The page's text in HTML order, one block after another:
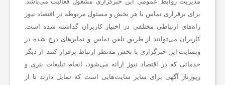
برای برقراری تماس با هر بخش و مسئول مربوطه در اقتصاد نیوز
راه‌های ارتباطی مختلفی در اختیار کاربران گذاشته شده است.
کاربران می‌توانند از طریق تلفن تماس و نمابرهای درج شده در
وبسایت این خبرگزاری با بخش مدنظر ارتباط برقرار کنند. از دیگر
خدماتی که در اقتصاد نیوز ارائه می‌شود، انجام تبلیغات بنری و
رپورتاژ آگهی برای سایر سایت‌هایی است که تمایل دارند تا از